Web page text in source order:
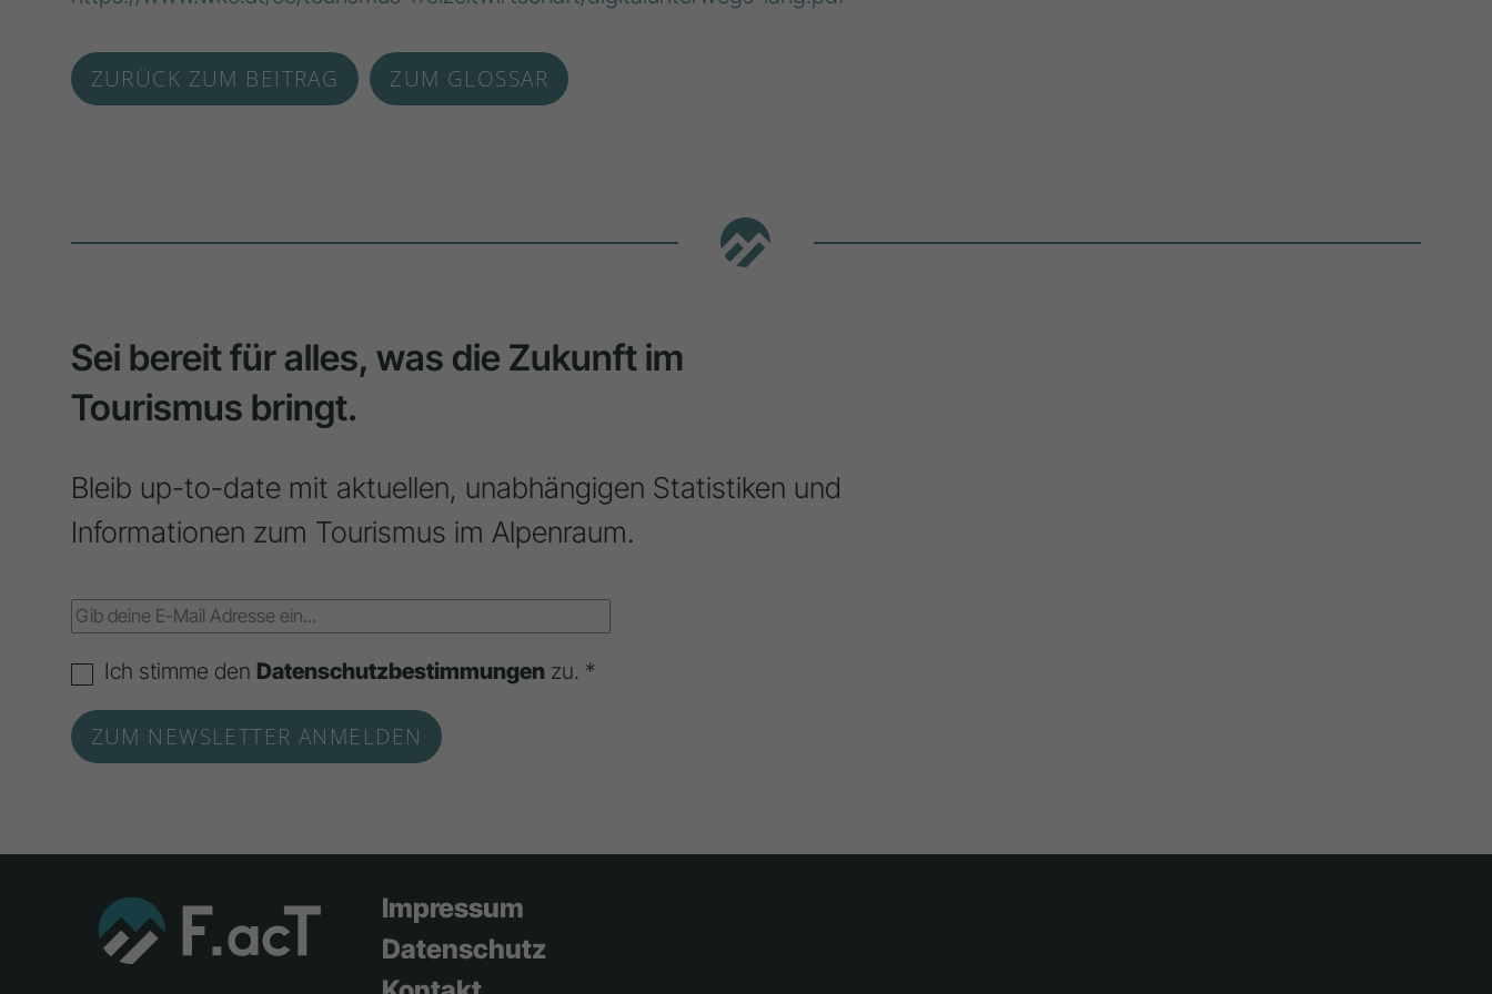
ZURÜCK ZUM BEITRAG ZUM GLOSSAR
Sei bereit für alles, was die Zukunft im
Tourismus bringt.
Bleib up-to-date mit aktuellen, unabhängigen Statistiken und
Informationen zum Tourismus im Alpenraum.
Ich stimme den Datenschutzbestimmungen zu. *
Impressum
Datenschutz